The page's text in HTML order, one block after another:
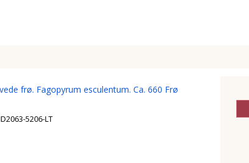
frø. Fagopyrum esculentum. Ca. 660 Frø
5206-LT